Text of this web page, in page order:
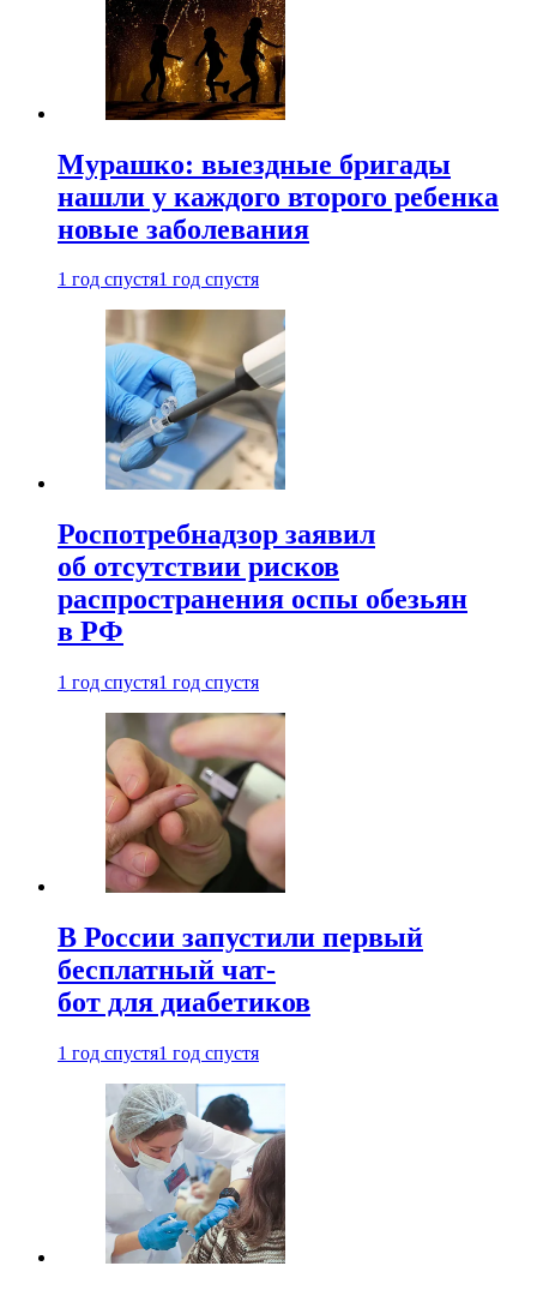
Мурашко: выездные бригады
нашли у каждого второго ребенка
новые заболевания
1 год спустя1 год спустя
Роспотребнадзор заявил
об отсутствии рисков
распространения оспы обезьян
в РФ
1 год спустя1 год спустя
В России запустили первый
бесплатный чат-
бот для диабетиков
1 год спустя1 год спустя